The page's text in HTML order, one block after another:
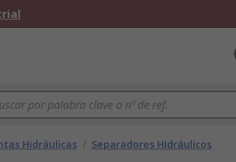
Hidráulicas / Separadores Hidráulicos